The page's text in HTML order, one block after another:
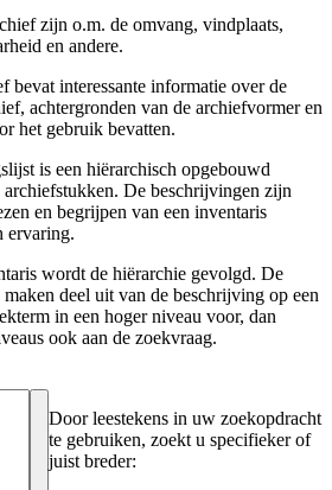
zijn o.m. de omvang, vindplaats,
en andere.
bevat interessante informatie over de
achtergronden van de archiefvormer en
het gebruik bevatten.
is een hiërarchisch opgebouwd
De beschrijvingen zijn
en begrijpen van een inventaris
ervaring.
wordt de hiërarchie gevolgd. De
deel uit van de beschrijving op een
in een hoger niveau voor, dan
ook aan de zoekvraag.
Door leestekens in uw zoekopdracht
te gebruiken, zoekt u specifieker of
juist breder: